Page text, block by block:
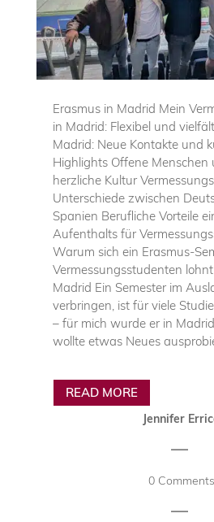
Erasmus in Madrid Mein
in Madrid: Flexibel und
Madrid: Neue Kontakte und
Highlights Offene Menschen
herzliche Kultur
Unterschiede zwischen
Spanien Berufliche Vorteile
Aufenthalts für
Warum sich ein Erasmus-
Vermessungsstudenten
Madrid Ein Semester im
verbringen, ist für viele
– für mich wurde er in
wollte etwas Neues
READ MORE
Jennifer
|
0 Comments
|